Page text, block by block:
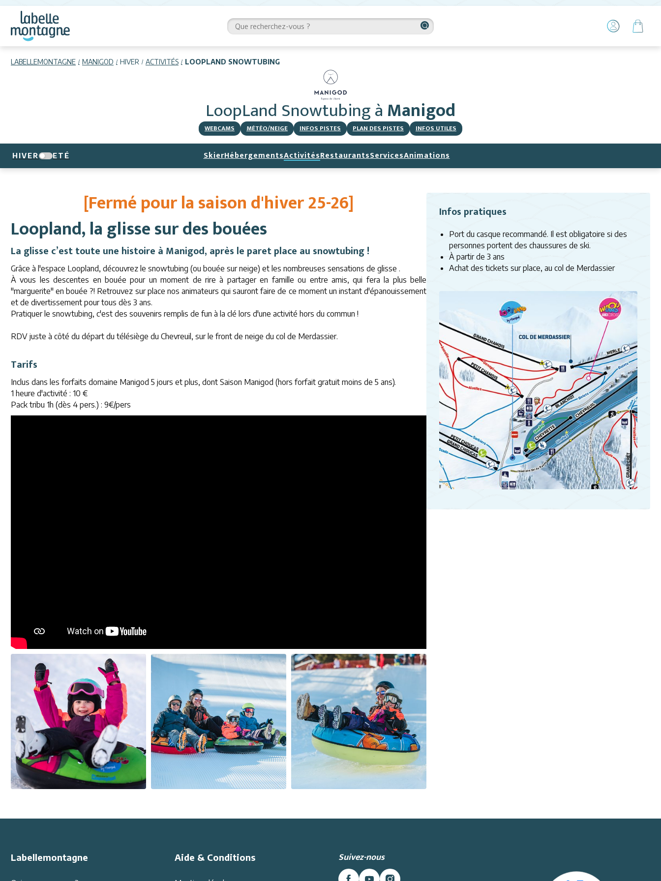
LABELLEMONTAGNE MANIGOD HIVER ACTIVITÉS LOOPLAND SNOWTUBING
LoopLand Snowtubingà Manigod
WEBCAMS MÉTÉO/NEIGE INFOS PISTES PLAN DES PISTES INFOS UTILES
HIVER ETÉ SkierHébergementsActivitésRestaurantsServicesAnimations
[Fermé pour la saison d'hiver 25-26]
Loopland, la glisse sur des bouées
La glisse c’est toute une histoire à Manigod, après le paret place au snowtubing !
Grâce à l'espace Loopland, découvrez le snowtubing (ou bouée sur neige) et les nombreuses sensations de glisse .
À vous les descentes en bouée pour un moment de rire à partager en famille ou entre amis, qui fera la plus belle
"marguerite" en bouée ?! Retrouvez sur place nos animateurs qui sauront faire de ce moment un instant d'épanouissement
et de divertissement pour tous dès 3 ans.
Pratiquer le snowtubing, c'est des souvenirs remplis de fun à la clé lors d'une activité hors du commun !
RDV juste à côté du départ du télésiège du Chevreuil, sur le front de neige du col de Merdassier.
Tarifs
Inclus dans les forfaits domaine Manigod 5 jours et plus, dont Saison Manigod (hors forfait gratuit moins de 5 ans).
1 heure d'activité : 10 €
Pack tribu 1h (dès 4 pers.) : 9€/pers
Infos pratiques
Port du casque recommandé. Il est obligatoire si des
personnes portent des chaussures de ski.
À partir de 3 ans
Achat des tickets sur place, au col de Merdassier
Labellemontagne Aide & Conditions Suivez-nous